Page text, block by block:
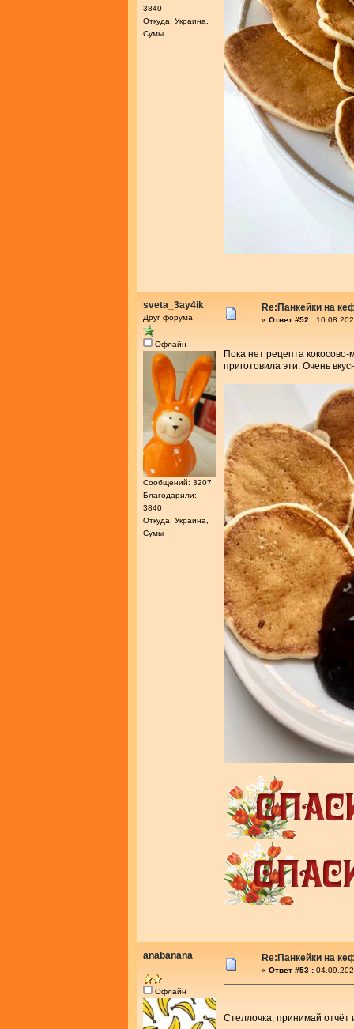
3840
Откуда: Украина,
Сумы
sveta_3ay4ik
Друг форума
Офлайн
Сообщений: 3207
Благодарили:
3840
Откуда: Украина,
Сумы
Re:Панкейки на
« Ответ #52 :
Пока нет рецепта
приготовила эти. Очень
anabanana
Офлайн
Re:Панкейки на
« Ответ #53 :
Стеллочка, принимай отчёт